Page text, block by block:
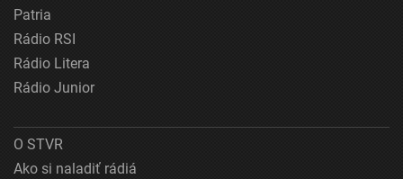
Patria
Rádio RSI
Rádio Litera
Rádio Junior
O STVR
Ako si naladiť rádiá